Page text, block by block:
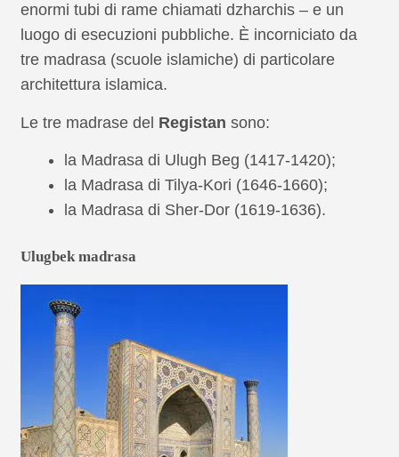
enormi tubi di rame chiamati dzharchis – e un
luogo di esecuzioni pubbliche. È incorniciato da
tre madrasa (scuole islamiche) di particolare
architettura islamica.
Le tre madrase del Registan sono:
la Madrasa di Ulugh Beg (1417-1420);
la Madrasa di Tilya-Kori (1646-1660);
la Madrasa di Sher-Dor (1619-1636).
Ulugbek madrasa